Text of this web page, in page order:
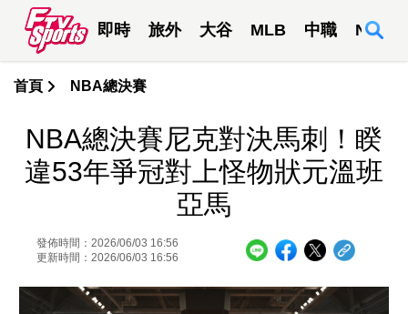
即時 旅外 大谷 MLB 中職 NBA
首頁 NBA總決賽
NBA總決賽尼克對決馬刺！睽
違53年爭冠對上怪物狀元溫班
亞馬
發佈時間：2026/06/03 16:56
更新時間：2026/06/03 16:56